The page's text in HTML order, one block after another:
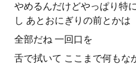
やめるんだけどやっぱり特
し あとおにぎりの前とかは
全部だね 一回口を
舌で拭いて ここまで何もな